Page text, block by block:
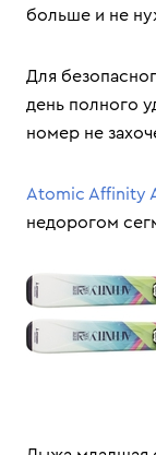
больше и не
Для
день полного
номер не
Atomic Affinity
недорогом